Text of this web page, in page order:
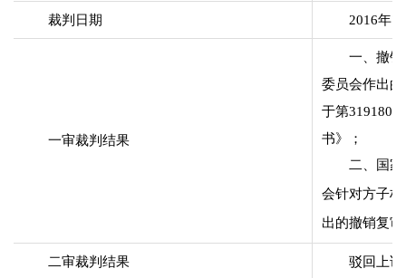
裁判日期 2016年7
一审裁判结果
一、撤
委员会作出
于第3191802
书》；
二、国
会针对方子林
出的撤销复
二审裁判结果 驳回上